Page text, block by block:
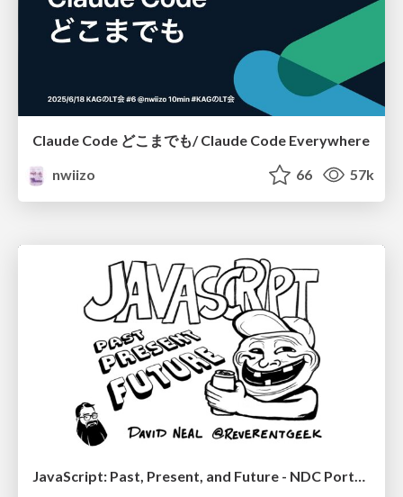
Claude Code どこまでも/ Claude Code Everywhere
nwiizo
66 57k
JavaScript: Past, Present, and Future - NDC Porto 2020